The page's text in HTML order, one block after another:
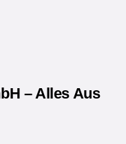
– Alles Aus